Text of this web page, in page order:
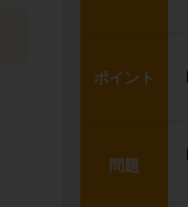
ポイント
問題